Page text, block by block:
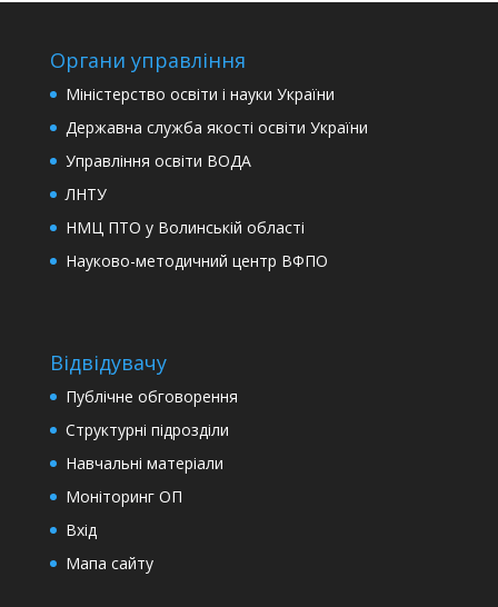
Органи управління
Міністерство освіти і науки України
Державна служба якості освіти України
Управління освіти ВОДА
ЛНТУ
НМЦ ПТО у Волинській області
Науково-методичний центр ВФПО
Відвідувачу
Публічне обговорення
Структурні підрозділи
Навчальні матеріали
Моніторинг ОП
Вхід
Мапа сайту